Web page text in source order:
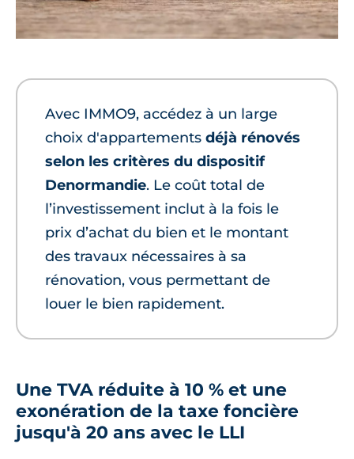
Avec IMMO9, accédez à un large
choix d'appartements déjà rénovés
selon les critères du dispositif
Denormandie. Le coût total de
l’investissement inclut à la fois le
prix d’achat du bien et le montant
des travaux nécessaires à sa
rénovation, vous permettant de
louer le bien rapidement.
Une TVA réduite à 10 % et une
exonération de la taxe foncière
jusqu'à 20 ans avec le LLI